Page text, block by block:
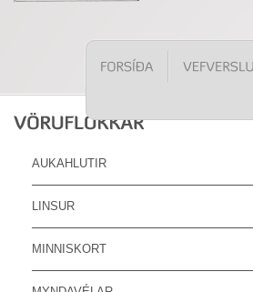
AUKAHLUTIR
LINSUR
MINNISKORT